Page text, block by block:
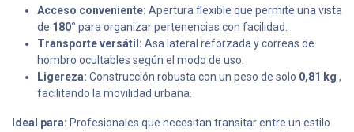
Acceso conveniente: Apertura flexible que permite una vista
de 180° para organizar pertenencias con facilidad.
Transporte versátil: Asa lateral reforzada y correas de
hombro ocultables según el modo de uso.
Ligereza: Construcción robusta con un peso de solo 0,81 kg ,
facilitando la movilidad urbana.
Ideal para: Profesionales que necesitan transitar entre un estilo